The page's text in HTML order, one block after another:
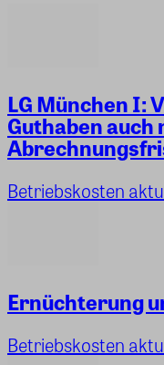
LG München I:
Guthaben auch
Betriebskosten
Ernüchterung
Betriebskosten